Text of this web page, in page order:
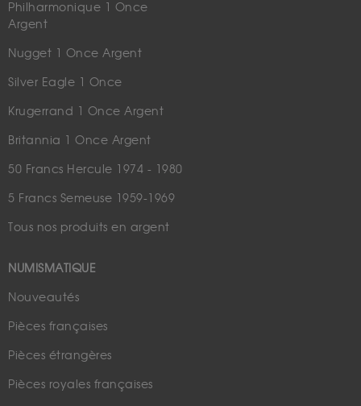
Philharmonique 1 Once
Argent
Nugget 1 Once Argent
Silver Eagle 1 Once
Krugerrand 1 Once Argent
Britannia 1 Once Argent
50 Francs Hercule 1974 - 1980
5 Francs Semeuse 1959-1969
Tous nos produits en argent
NUMISMATIQUE
Nouveautés
Pièces françaises
Pièces étrangères
Pièces royales françaises